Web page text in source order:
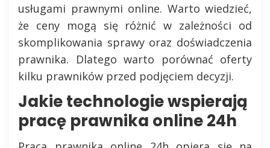
usługami prawnymi online. Warto wiedzieć,
że ceny mogą się różnić w zależności od
skomplikowania sprawy oraz doświadczenia
prawnika. Dlatego warto porównać oferty
kilku prawników przed podjęciem decyzji.
Jakie technologie wspierają
pracę prawnika online 24h